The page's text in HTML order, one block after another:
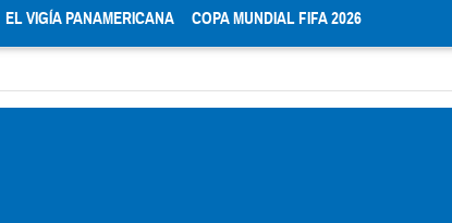
EL VIGÍA PANAMERICANA COPA MUNDIAL FIFA 2026